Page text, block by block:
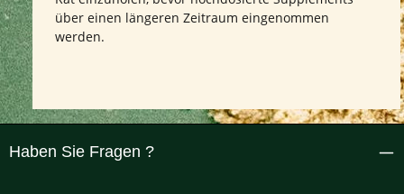
über einen längeren Zeitraum eingenommen
werden.
Haben Sie Fragen ?